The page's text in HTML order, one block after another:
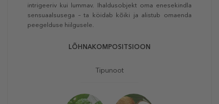
intrigeeriv kui lummav. Ihaldusobjekt oma enesekindla
sensuaalsusega – ta köidab kõiki ja alistub omaenda
peegelduse hiilgusele.
LÕHNAKOMPOSITSIOON
Tipunoot